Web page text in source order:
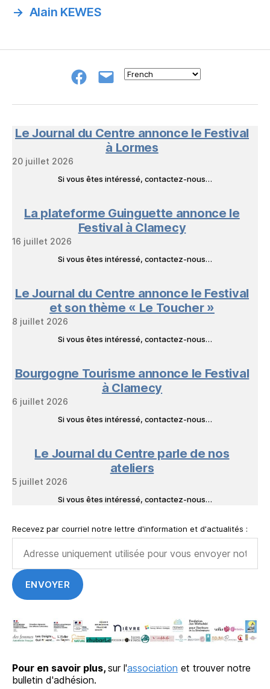
→ Alain KEWES
Groupe
NeL
E-
à
Livres
Le Journal du Centre annonce le Festival
à Lormes
20 juillet 2026
Si vous êtes intéressé, contactez-nous…
La plateforme Guinguette annonce le
Festival à Clamecy
16 juillet 2026
Si vous êtes intéressé, contactez-nous…
Le Journal du Centre annonce le Festival
et son thème « Le Toucher »
8 juillet 2026
Si vous êtes intéressé, contactez-nous…
Bourgogne Tourisme annonce le Festival
à Clamecy
6 juillet 2026
Si vous êtes intéressé, contactez-nous…
Le Journal du Centre parle de nos
ateliers
5 juillet 2026
Si vous êtes intéressé, contactez-nous…
Recevez par courriel notre lettre d'information et d'actualités :
Pour en savoir plus, sur l'association et trouver notre
bulletin d'adhésion.